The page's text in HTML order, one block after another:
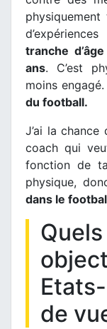
tranche
ans. C’est
moins
du football.
J’ai la
coach qui
fonction de
physique,
dans le
de